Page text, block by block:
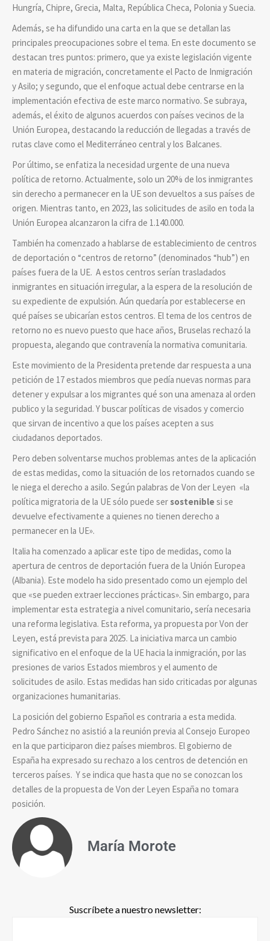
Hungría, Chipre, Grecia, Malta, República Checa, Polonia y Suecia.
Además, se ha difundido una carta en la que se detallan las
principales preocupaciones sobre el tema. En este documento se
destacan tres puntos: primero, que ya existe legislación vigente
en materia de migración, concretamente el Pacto de Inmigración
y Asilo; y segundo, que el enfoque actual debe centrarse en la
implementación efectiva de este marco normativo. Se subraya,
además, el éxito de algunos acuerdos con países vecinos de la
Unión Europea, destacando la reducción de llegadas a través de
rutas clave como el Mediterráneo central y los Balcanes.
Por último, se enfatiza la necesidad urgente de una nueva
política de retorno. Actualmente, solo un 20% de los inmigrantes
sin derecho a permanecer en la UE son devueltos a sus países de
origen. Mientras tanto, en 2023, las solicitudes de asilo en toda la
Unión Europea alcanzaron la cifra de 1.140.000.
También ha comenzado a hablarse de establecimiento de centros
de deportación o “centros de retorno” (denominados “hub”) en
países fuera de la UE. A estos centros serían trasladados
inmigrantes en situación irregular, a la espera de la resolución de
su expediente de expulsión. Aún quedaría por establecerse en
qué países se ubicarían estos centros. El tema de los centros de
retorno no es nuevo puesto que hace años, Bruselas rechazó la
propuesta, alegando que contravenía la normativa comunitaria.
Este movimiento de la Presidenta pretende dar respuesta a una
petición de 17 estados miembros que pedía nuevas normas para
detener y expulsar a los migrantes qué son una amenaza al orden
publico y la seguridad. Y buscar políticas de visados y comercio
que sirvan de incentivo a que los países acepten a sus
ciudadanos deportados.
Pero deben solventarse muchos problemas antes de la aplicación
de estas medidas, como la situación de los retornados cuando se
le niega el derecho a asilo. Según palabras de Von der Leyen «la
política migratoria de la UE sólo puede ser sosteniblesi se
devuelve efectivamente a quienes no tienen derecho a
permanecer en la UE».
Italia ha comenzado a aplicar este tipo de medidas, como la
apertura de centros de deportación fuera de la Unión Europea
(Albania). Este modelo ha sido presentado como un ejemplo del
que «se pueden extraer lecciones prácticas». Sin embargo, para
implementar esta estrategia a nivel comunitario, sería necesaria
una reforma legislativa. Esta reforma, ya propuesta por Von der
Leyen, está prevista para 2025. La iniciativa marca un cambio
significativo en el enfoque de la UE hacia la inmigración, por las
presiones de varios Estados miembros y el aumento de
solicitudes de asilo. Estas medidas han sido criticadas por algunas
organizaciones humanitarias.
La posición del gobierno Español es contraria a esta medida.
Pedro Sánchez no asistió a la reunión previa al Consejo Europeo
en la que participaron diez países miembros. El gobierno de
España ha expresado su rechazo a los centros de detención en
terceros países. Y se indica que hasta que no se conozcan los
detalles de la propuesta de Von der Leyen España no tomara
posición.
María Morote
Suscríbete a nuestro newsletter: